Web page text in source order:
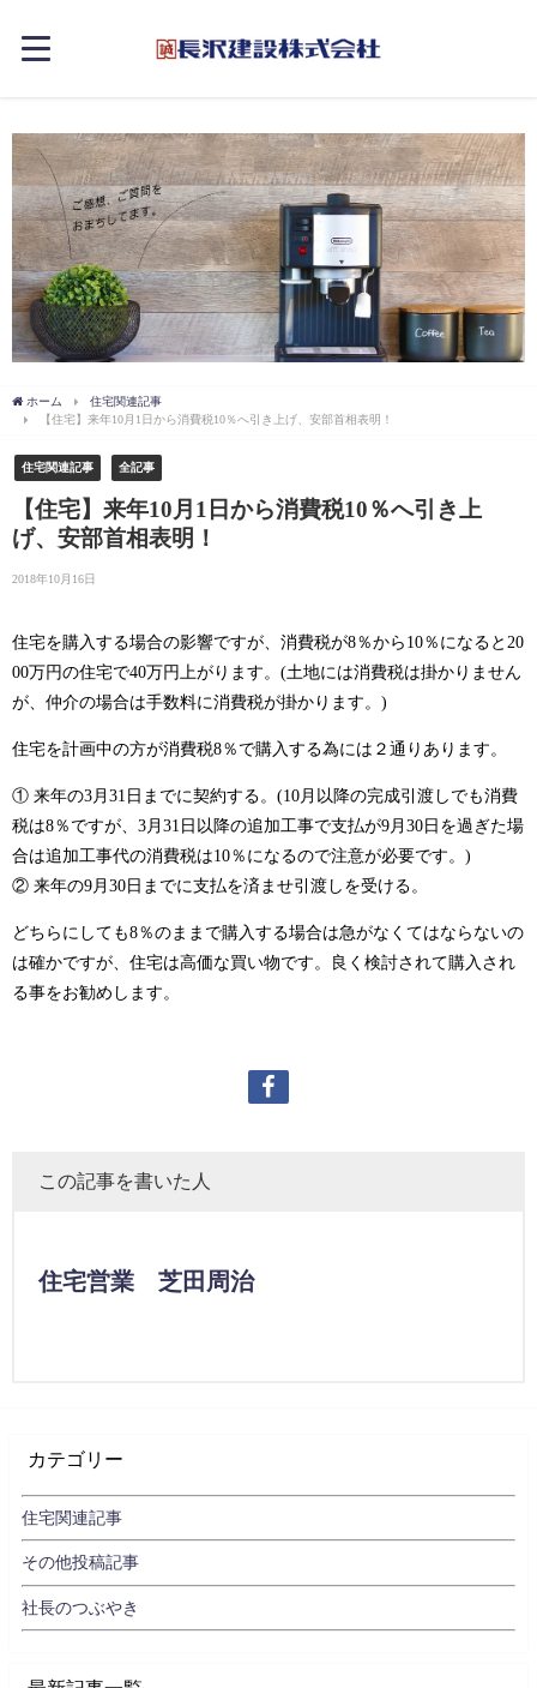
ホーム
住宅関連記事
【住宅】来年10月1日から消費税10％へ引き上げ、安部首相表明！
住宅関連記事 全記事
【住宅】来年10月1日から消費税10％へ引き上
げ、安部首相表明！
2018年10月16日
住宅を購入する場合の影響ですが、消費税が8％から10％になると20
00万円の住宅で40万円上がります。(土地には消費税は掛かりません
が、仲介の場合は手数料に消費税が掛かります。)
住宅を計画中の方が消費税8％で購入する為には２通りあります。
① 来年の3月31日までに契約する。(10月以降の完成引渡しでも消費
税は8％ですが、3月31日以降の追加工事で支払が9月30日を過ぎた場
合は追加工事代の消費税は10％になるので注意が必要です。)
② 来年の9月30日までに支払を済ませ引渡しを受ける。
どちらにしても8％のままで購入する場合は急がなくてはならないの
は確かですが、住宅は高価な買い物です。良く検討されて購入され
る事をお勧めします。
この記事を書いた人
住宅営業 芝田周治
カテゴリー
住宅関連記事
その他投稿記事
社長のつぶやき